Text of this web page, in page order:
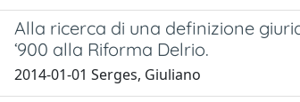
Alla ricerca di una definizione
‘900 alla Riforma Delrio.
2014-01-01 Serges, Giuliano